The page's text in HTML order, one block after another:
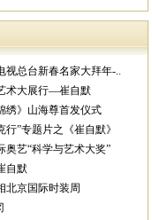
视总台新春名家大拜年-..
术大展行—崔自默
绣》山海尊首发仪式
行”专题片之《崔自默》
奥艺“科学与艺术大奖”
自默
北京国际时装周